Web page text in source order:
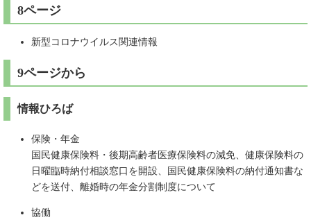
8ページ
新型コロナウイルス関連情報
9ページから
情報ひろば
保険・年金
国民健康保険料・後期高齢者医療保険料の減免、健康保険料の
日曜臨時納付相談窓口を開設、国民健康保険料の納付通知書な
どを送付、離婚時の年金分割制度について
協働